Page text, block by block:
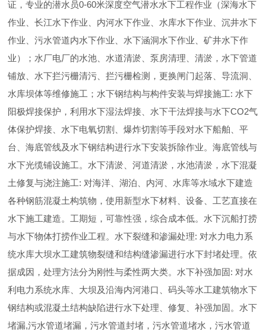
证，专业的潜水员0-60米深度空气潜水水下工程作业（深海水下
作业、长江水下作业、内河水下作业、水库水下作业、沉井水下
作业、污水管道内水下作业、水下涵洞水下作业、矿井水下作
业）；水厂电厂的水池、水道清淤、泵房清理、清淤，水下管道
铺放、水下拦污栅清污、拦污栅检测，更换闸门起落、导流洞、
水库坝体等维修施工；水下钢结构与构件安装与焊接施工: 水下
阳极焊接保护，利用水下湿法焊接、水下干法焊接与水下CO2气
体保护焊接、水下电氧切割、爆炸切割等手段对水下船舶、平
台、海底管线及水下钢结构进行水下安装拆除作业。海底管线与
水下光缆铺设施工。水下清淤、河道清淤，水池清淤，水下混凝
土修复与浇注施工: 对海洋、湖泊、内河、水库等水域水下建造
各种钢筋混凝土构筑物，使用新型水下材料、设备、工艺直接在
水下施工建造。工期短，可靠性强，综合成本低。水下沉船打捞
与水下物体打捞作业工程。水下裂缝和渗漏处理: 对水力电力系
统水库大坝水工建筑物裂缝和结构缝渗漏进行水下封堵处理。依
据成因，处理方法分为刚性与柔性两大类。水下补强加固: 对水
利电力系统水库、大坝及沿海内河港口、码头等水工建筑物水下
钢结构或混凝土结构缺陷进行水下处理、修复、补强加固。水下
堵漏,污水管道堵漏，污水管道封堵，污水管道堵水，污水管道